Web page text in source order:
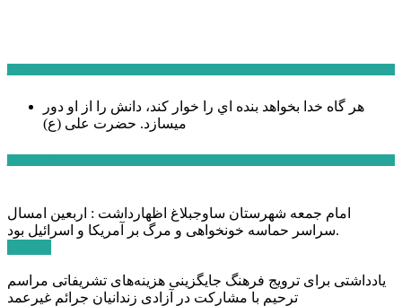
هر گاه خدا بخواهد بنده اي را خوار كند، دانش را از او دور
میسازد. حضرت علی (ع)
امام جمعه شهرستان ساوجبلاغ اظهارداشت : اربعین امسال
سراسر حماسه خونخواهی و مرگ بر آمریکا و اسرائیل بود.
یادداشتی برای ترویج فرهنگ جایگزینی هزینه‌های تشریفاتی مراسم
ترحیم با مشارکت در آزادی زندانیان جرائم غیرعمد